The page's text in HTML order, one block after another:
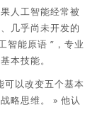
人工智能经常被
几乎尚未开发的
智能原语 ”，专业
本技能。
可以改变五个基本
略思维。
» 他认